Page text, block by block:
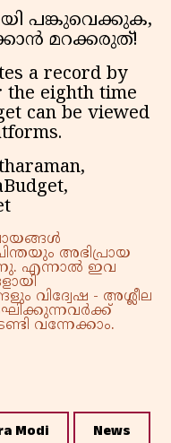
പങ്കുവെക്കുക,
മറക്കരുത്!
a record by
the eighth time
can be viewed
അഭിപ്രായ
എന്നാൽ ഇവ
വിദ്വേഷ - അശ്ലീല
വന്നേക്കാം.
Modi News